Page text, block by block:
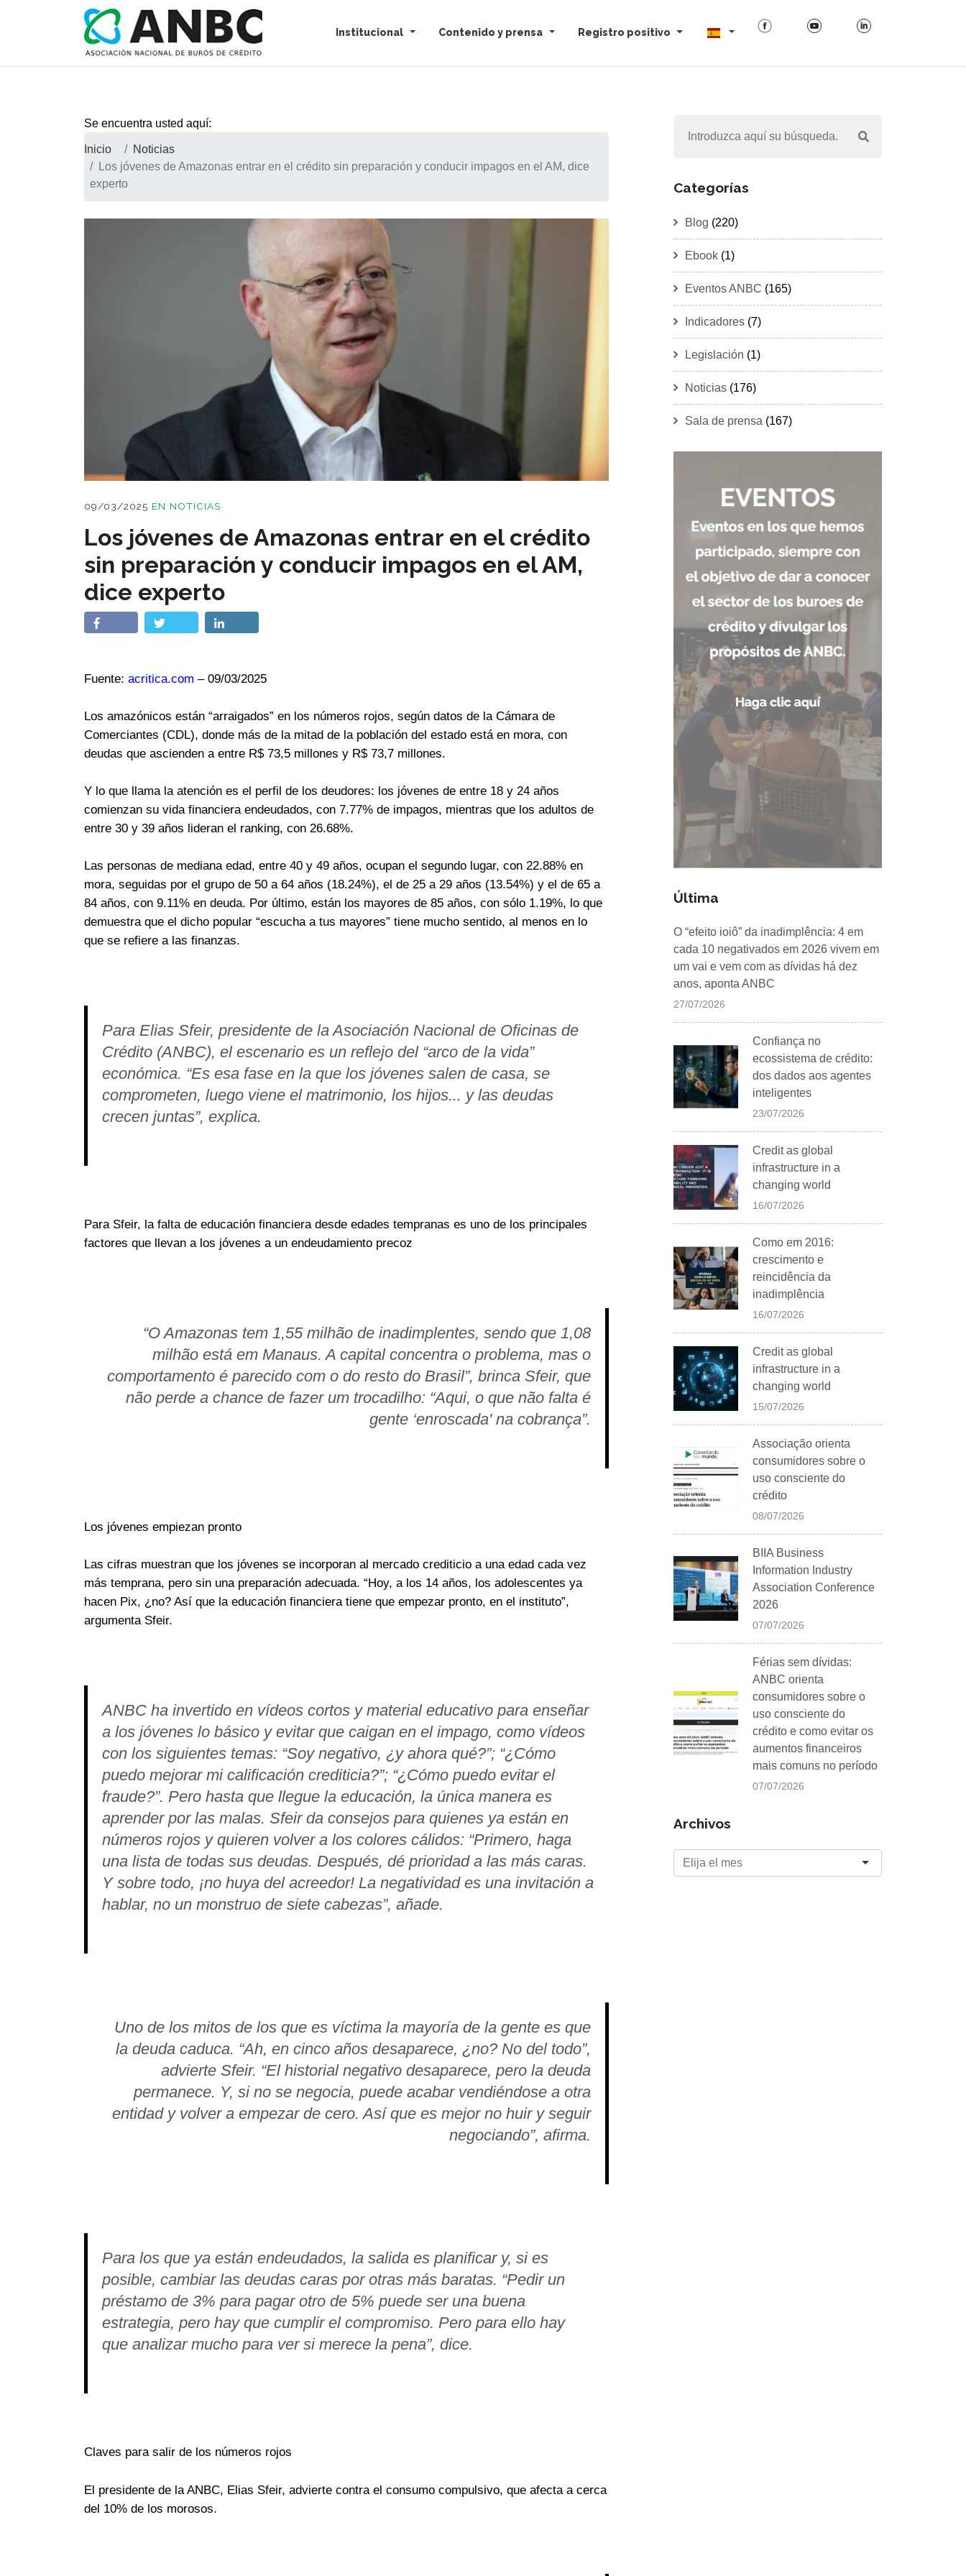
Institucional Contenido y prensa Registro positivo
Se encuentra usted aquí:
Inicio
Noticias
Los jóvenes de Amazonas entrar en el crédito sin preparación y conducir impagos en el AM, dice
experto
09/03/2025 EN NOTICIAS
Los jóvenes de Amazonas entrar en el crédito
sin preparación y conducir impagos en el AM,
dice experto
Fuente: acritica.com – 09/03/2025
Los amazónicos están “arraigados” en los números rojos, según datos de la Cámara de
Comerciantes (CDL), donde más de la mitad de la población del estado está en mora, con
deudas que ascienden a entre R$ 73,5 millones y R$ 73,7 millones.
Y lo que llama la atención es el perfil de los deudores: los jóvenes de entre 18 y 24 años
comienzan su vida financiera endeudados, con 7.77% de impagos, mientras que los adultos de
entre 30 y 39 años lideran el ranking, con 26.68%.
Las personas de mediana edad, entre 40 y 49 años, ocupan el segundo lugar, con 22.88% en
mora, seguidas por el grupo de 50 a 64 años (18.24%), el de 25 a 29 años (13.54%) y el de 65 a
84 años, con 9.11% en deuda. Por último, están los mayores de 85 años, con sólo 1.19%, lo que
demuestra que el dicho popular “escucha a tus mayores” tiene mucho sentido, al menos en lo
que se refiere a las finanzas.
Para Elias Sfeir, presidente de la Asociación Nacional de Oficinas de
Crédito (ANBC), el escenario es un reflejo del “arco de la vida”
económica. “Es esa fase en la que los jóvenes salen de casa, se
comprometen, luego viene el matrimonio, los hijos... y las deudas
crecen juntas”, explica.
Para Sfeir, la falta de educación financiera desde edades tempranas es uno de los principales
factores que llevan a los jóvenes a un endeudamiento precoz
“O Amazonas tem 1,55 milhão de inadimplentes, sendo que 1,08
milhão está em Manaus. A capital concentra o problema, mas o
comportamento é parecido com o do resto do Brasil”, brinca Sfeir, que
não perde a chance de fazer um trocadilho: “Aqui, o que não falta é
gente ‘enroscada' na cobrança”.
Los jóvenes empiezan pronto
Las cifras muestran que los jóvenes se incorporan al mercado crediticio a una edad cada vez
más temprana, pero sin una preparación adecuada. “Hoy, a los 14 años, los adolescentes ya
hacen Pix, ¿no? Así que la educación financiera tiene que empezar pronto, en el instituto”,
argumenta Sfeir.
ANBC ha invertido en vídeos cortos y material educativo para enseñar
a los jóvenes lo básico y evitar que caigan en el impago, como vídeos
con los siguientes temas: “Soy negativo, ¿y ahora qué?”; “¿Cómo
puedo mejorar mi calificación crediticia?”; “¿Cómo puedo evitar el
fraude?”. Pero hasta que llegue la educación, la única manera es
aprender por las malas. Sfeir da consejos para quienes ya están en
números rojos y quieren volver a los colores cálidos: “Primero, haga
una lista de todas sus deudas. Después, dé prioridad a las más caras.
Y sobre todo, ¡no huya del acreedor! La negatividad es una invitación a
hablar, no un monstruo de siete cabezas”, añade.
Uno de los mitos de los que es víctima la mayoría de la gente es que
la deuda caduca. “Ah, en cinco años desaparece, ¿no? No del todo”,
advierte Sfeir. “El historial negativo desaparece, pero la deuda
permanece. Y, si no se negocia, puede acabar vendiéndose a otra
entidad y volver a empezar de cero. Así que es mejor no huir y seguir
negociando”, afirma.
Para los que ya están endeudados, la salida es planificar y, si es
posible, cambiar las deudas caras por otras más baratas. “Pedir un
préstamo de 3% para pagar otro de 5% puede ser una buena
estrategia, pero hay que cumplir el compromiso. Pero para ello hay
que analizar mucho para ver si merece la pena”, dice.
Claves para salir de los números rojos
El presidente de la ANBC, Elias Sfeir, advierte contra el consumo compulsivo, que afecta a cerca
del 10% de los morosos.
Categorías
Blog (220)
Ebook (1)
Eventos ANBC (165)
Indicadores (7)
Legislación (1)
Noticias (176)
Sala de prensa (167)
Última
O “efeito ioiô” da inadimplência: 4 em
cada 10 negativados em 2026 vivem em
um vai e vem com as dívidas há dez
anos, aponta ANBC
27/07/2026
Confiança no
ecossistema de crédito:
dos dados aos agentes
inteligentes
23/07/2026
Credit as global
infrastructure in a
changing world
16/07/2026
Como em 2016:
crescimento e
reincidência da
inadimplência
16/07/2026
Credit as global
infrastructure in a
changing world
15/07/2026
Associação orienta
consumidores sobre o
uso consciente do
crédito
08/07/2026
BIIA Business
Information Industry
Association Conference
2026
07/07/2026
Férias sem dívidas:
ANBC orienta
consumidores sobre o
uso consciente do
crédito e como evitar os
aumentos financeiros
mais comuns no período
07/07/2026
Archivos